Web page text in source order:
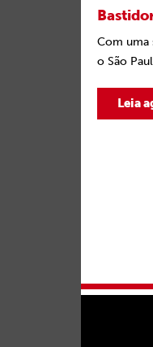
Com uma
o São
Leia